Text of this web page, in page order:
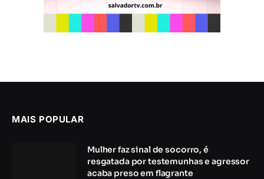
MAIS POPULAR
Mulher faz sinal de socorro, é
resgatada por testemunhas e agressor
acaba preso em flagrante